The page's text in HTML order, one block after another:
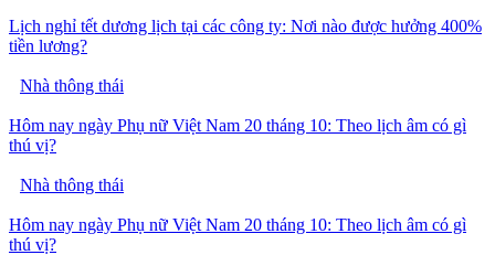
Lịch nghỉ tết dương lịch tại các công ty: Nơi nào được hưởng 400%
tiền lương?
Nhà thông thái
Hôm nay ngày Phụ nữ Việt Nam 20 tháng 10: Theo lịch âm có gì
thú vị?
Nhà thông thái
Hôm nay ngày Phụ nữ Việt Nam 20 tháng 10: Theo lịch âm có gì
thú vị?